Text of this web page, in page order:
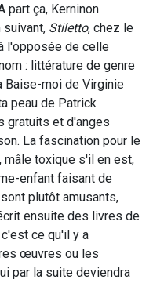
part ça, Kerninon
suivant, Stiletto, chez le
l'opposée de celle
: littérature de genre
Baise-moi de Virginie
peau de Patrick
gratuits et d'anges
La fascination pour le
mâle toxique s'il en est,
enfant faisant de
plutôt amusants,
ensuite des livres de
ce qu'il y a
œuvres ou les
par la suite deviendra